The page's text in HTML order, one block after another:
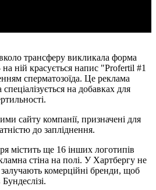
трансферу викликала форма
ній красується напис "Profertil #1
сперматозоїда. Це реклама
спеціалізується на добавках для
сайту компанії, призначені для
до запліднення.
містить ще 16 інших логотипів
стіна на полі. У Хартбергу не
комерційні бренди, щоб